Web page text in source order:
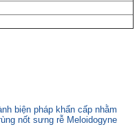
biện pháp khẩn cấp nhằm
nốt sưng rễ Meloidogyne